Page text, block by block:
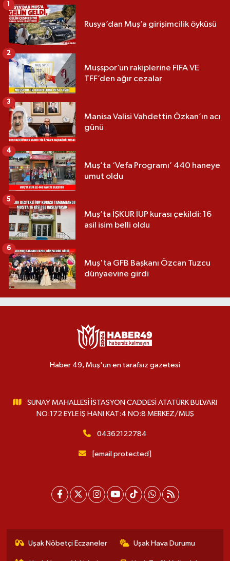
Rusya’dan Muş’a girişimcilik öyküsü
1
Muşspor’un rakiplerine FIFA VE
TFF’den ağır cezalar
2
Manisa Valisi Vahdettin Özkan’ın acı
günü
3
Muş’ta ‘Vefa Programı’ 440 haneye
umut oldu
4
Muş’ta İŞKUR İUP kurası çekildi: 16
asil isim belli oldu
5
Muş'ta GFB Başkanı Özcan Tuzcu
dünyaevine girdi
6
Haber 49, Muş'un en tarafsız gazetesi
SUNAY MAHALLESİ İSTASYON CADDESİ ATATÜRK BULVARI
NO:172 EYLE İŞ HANI KAT:4 NO:8 MERKEZ/MUŞ
04362122784
[email protected]
Uşak Nöbetçi Eczaneler Uşak Hava Durumu